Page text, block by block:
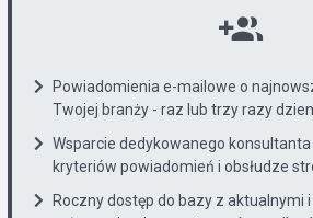
Powiadomienia e-mailowe o
Twojej branży - raz lub trzy razy
Wsparcie dedykowanego
kryteriów powiadomień i obsłudze
Roczny dostęp do bazy z aktualnymi